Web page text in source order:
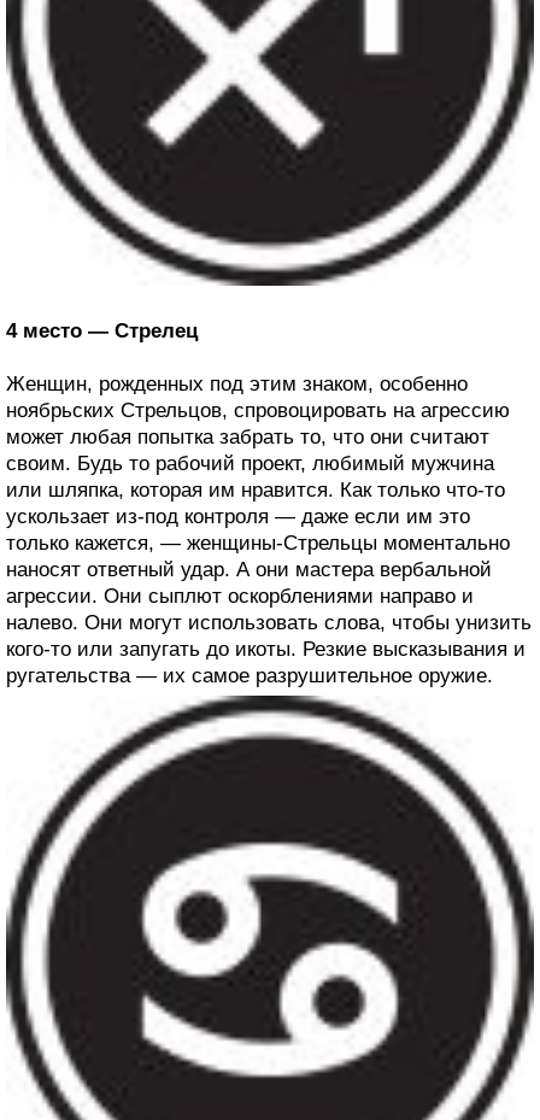
4 место — Стрелец
Женщин, рожденных под этим знаком, особенно
ноябрьских Стрельцов, спровоцировать на агрессию
может любая попытка забрать то, что они считают
своим. Будь то рабочий проект, любимый мужчина
или шляпка, которая им нравится. Как только что-то
ускользает из-под контроля — даже если им это
только кажется, — женщины-Стрельцы моментально
наносят ответный удар. А они мастера вербальной
агрессии. Они сыплют оскорблениями направо и
налево. Они могут использовать слова, чтобы унизить
кого-то или запугать до икоты. Резкие высказывания и
ругательства — их самое разрушительное оружие.